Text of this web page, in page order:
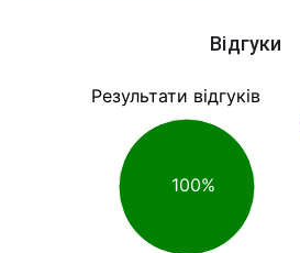
Відгуки
Результати відгуків
100%